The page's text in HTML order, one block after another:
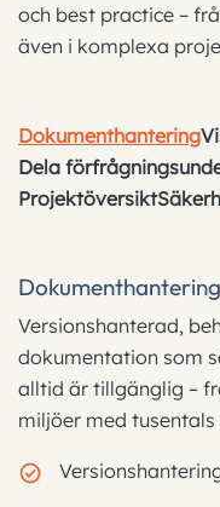
och best practice –
även i komplexa
Dokumenthantering
Dela
Projektöversikt
Dokumenthantering
Versionshanterad,
dokumentation som
alltid är tillgänglig –
miljöer med